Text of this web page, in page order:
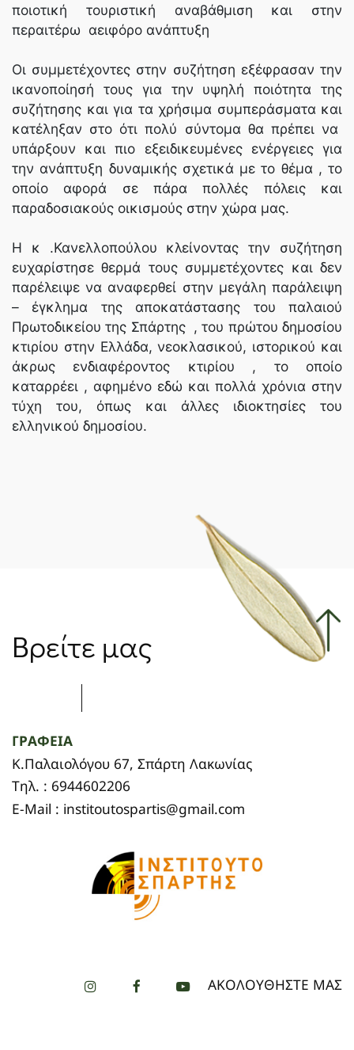
ποιοτική τουριστική αναβάθμιση και στην
περαιτέρω αειφόρο ανάπτυξη
Οι συμμετέχοντες στην συζήτηση εξέφρασαν την
ικανοποίησή τους για την υψηλή ποιότητα της
συζήτησης και για τα χρήσιμα συμπεράσματα και
κατέληξαν στο ότι πολύ σύντομα θα πρέπει να
υπάρξουν και πιο εξειδικευμένες ενέργειες για
την ανάπτυξη δυναμικής σχετικά με το θέμα , το
οποίο αφορά σε πάρα πολλές πόλεις και
παραδοσιακούς οικισμούς στην χώρα μας.
Η κ .Κανελλοπούλου κλείνοντας την συζήτηση
ευχαρίστησε θερμά τους συμμετέχοντες και δεν
παρέλειψε να αναφερθεί στην μεγάλη παράλειψη
– έγκλημα της αποκατάστασης του παλαιού
Πρωτοδικείου της Σπάρτης , του πρώτου δημοσίου
κτιρίου στην Ελλάδα, νεοκλασικού, ιστορικού και
άκρως ενδιαφέροντος κτιρίου , το οποίο
καταρρέει , αφημένο εδώ και πολλά χρόνια στην
τύχη του, όπως και άλλες ιδιοκτησίες του
ελληνικού δημοσίου.
Βρείτε μας
ΓΡΑΦΕΙΑ
Κ.Παλαιολόγου 67, Σπάρτη Λακωνίας
Τηλ. : 6944602206
E-Mail : institoutospartis@gmail.com
ΑΚΟΛΟΥΘΗΣΤΕ ΜΑΣ